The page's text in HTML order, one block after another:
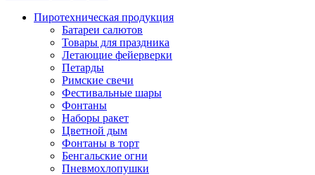
Пиротехническая продукция
Батареи салютов
Товары для праздника
Летающие фейерверки
Петарды
Римские свечи
Фестивальные шары
Фонтаны
Наборы ракет
Цветной дым
Фонтаны в торт
Бенгальские огни
Пневмохлопушки